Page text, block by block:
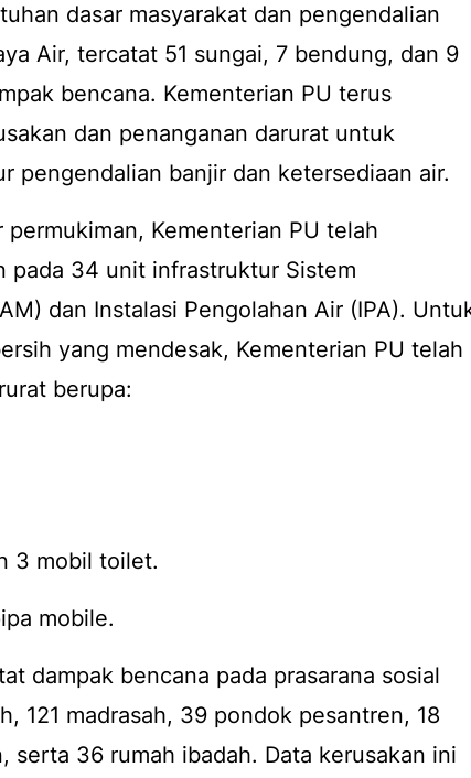
dasar masyarakat dan pengendalian
Air, tercatat 51 sungai, 7 bendung, dan 9
bencana. Kementerian PU terus
dan penanganan darurat untuk
pengendalian banjir dan ketersediaan air.
Kementerian PU telah
pada 34 unit infrastruktur Sistem
dan Instalasi Pengolahan Air (IPA).
yang mendesak, Kementerian PU telah
berupa:
3 mobil toilet.
mobile.
dampak bencana pada prasarana sosial
121 madrasah, 39 pondok pesantren, 18
serta 36 rumah ibadah. Data kerusakan ini